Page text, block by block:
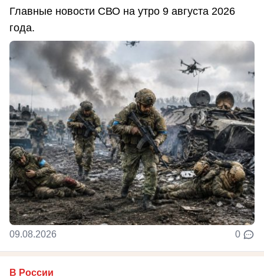
Главные новости СВО на утро 9 августа 2026
года.
09.08.2026 0
В России